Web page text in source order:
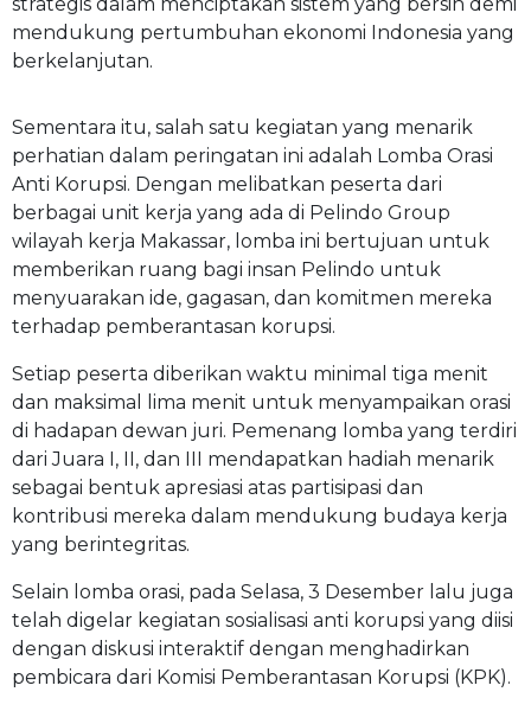
mendukung pertumbuhan ekonomi Indonesia yang
berkelanjutan.
Sementara itu, salah satu kegiatan yang menarik
perhatian dalam peringatan ini adalah Lomba Orasi
Anti Korupsi. Dengan melibatkan peserta dari
berbagai unit kerja yang ada di Pelindo Group
wilayah kerja Makassar, lomba ini bertujuan untuk
memberikan ruang bagi insan Pelindo untuk
menyuarakan ide, gagasan, dan komitmen mereka
terhadap pemberantasan korupsi.
Setiap peserta diberikan waktu minimal tiga menit
dan maksimal lima menit untuk menyampaikan orasi
di hadapan dewan juri. Pemenang lomba yang terdiri
dari Juara I, II, dan III mendapatkan hadiah menarik
sebagai bentuk apresiasi atas partisipasi dan
kontribusi mereka dalam mendukung budaya kerja
yang berintegritas.
Selain lomba orasi, pada Selasa, 3 Desember lalu juga
telah digelar kegiatan sosialisasi anti korupsi yang diisi
dengan diskusi interaktif dengan menghadirkan
pembicara dari Komisi Pemberantasan Korupsi (KPK).